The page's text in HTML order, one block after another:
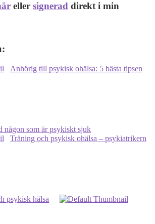
eller signerad direkt i min
Anhörig till psykisk ohälsa: 5 bästa tipsen
någon som är psykiskt sjuk
Träning och psykisk ohälsa – psykiatrikern
psykisk hälsa